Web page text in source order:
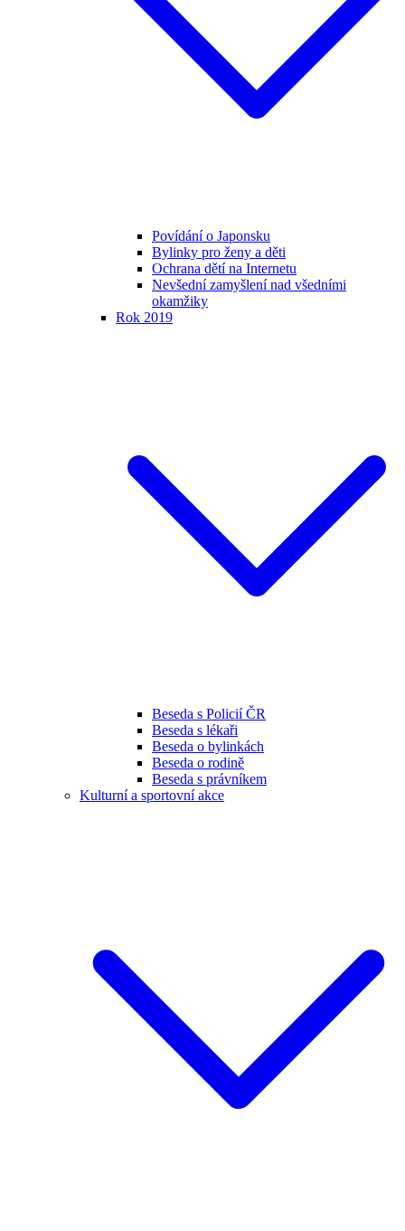
Povídání o Japonsku
Bylinky pro ženy a děti
Ochrana dětí na Internetu
Nevšední zamyšlení nad všedními
okamžiky
Rok 2019
Beseda s Policií ČR
Beseda s lékaři
Beseda o bylinkách
Beseda o rodině
Beseda s právníkem
Kulturní a sportovní akce